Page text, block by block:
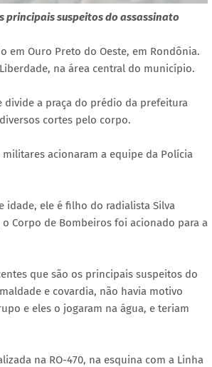
principais suspeitos do assassinato
em Ouro Preto do Oeste, em Rondônia.
na área central do município.
divide a praça do prédio da prefeitura
cortes pelo corpo.
acionaram a equipe da Polícia
idade, ele é filho do radialista Silva
Corpo de Bombeiros foi acionado para a
que são os principais suspeitos do
e covardia, não havia motivo
e eles o jogaram na água, e teriam
na RO-470, na esquina com a Linha